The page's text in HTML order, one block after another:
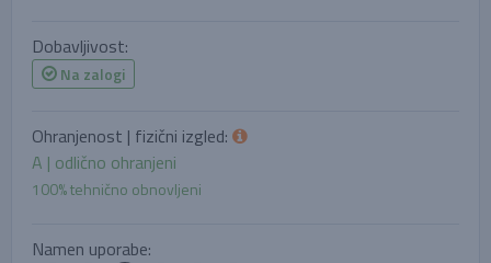
Dobavljivost:
Na zalogi
Ohranjenost | fizični izgled:
A | odlično ohranjeni
100% tehnično obnovljeni
Namen uporabe: